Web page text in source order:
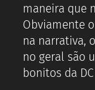
maneira que
Obviamente
na narrativa,
no geral são
bonitos da